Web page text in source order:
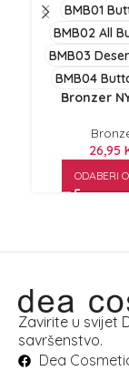
BMB01
BMB02 All
BMB03
BMB04
Bronzer
26,95
ODABERI
Zavirite u svijet
savršenstvo.
Dea